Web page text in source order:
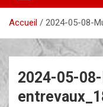
Accueil 2024-05-08-
2024-05-